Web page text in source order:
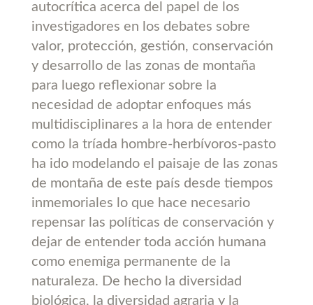
autocrítica acerca del papel de los
investigadores en los debates sobre
valor, protección, gestión, conservación
y desarrollo de las zonas de montaña
para luego reflexionar sobre la
necesidad de adoptar enfoques más
multidisciplinares a la hora de entender
como la tríada hombre-herbívoros-pasto
ha ido modelando el paisaje de las zonas
de montaña de este país desde tiempos
inmemoriales lo que hace necesario
repensar las políticas de conservación y
dejar de entender toda acción humana
como enemiga permanente de la
naturaleza. De hecho la diversidad
biológica, la diversidad agraria y la